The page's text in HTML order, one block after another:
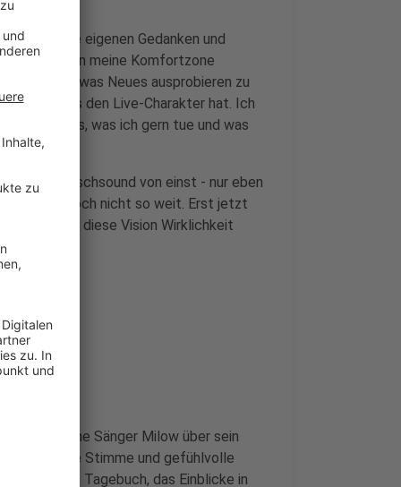
auf seine eigenen Gedanken und
Bedürfnis, in meine Komfortzone
Gefühl, etwas Neues ausprobieren zu
wollte, das den Live-Charakter hat. Ich
einfach das, was ich gern tue und was
dem Wunschsound von einst - nur eben
war ich noch nicht so weit. Erst jetzt
nutzen, um diese Vision Wirklichkeit
belgische Sänger Milow über sein
warme Stimme und gefühlvolle
Tagebuch, das Einblicke in